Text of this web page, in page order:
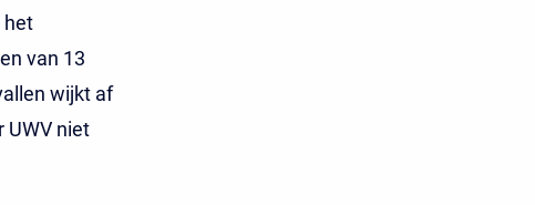
het
van 13
wijkt af
UWV niet